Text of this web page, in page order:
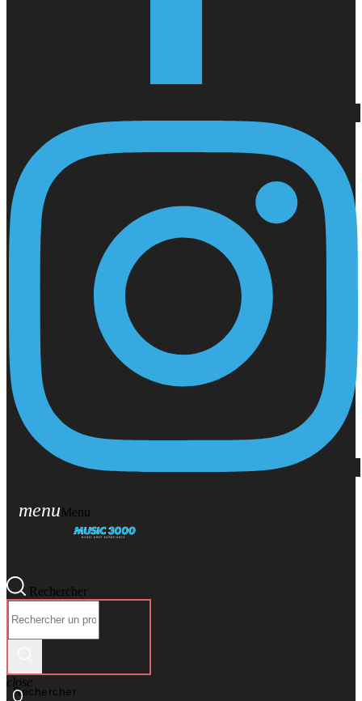
menuMenu
Rechercher
Rechercher
close